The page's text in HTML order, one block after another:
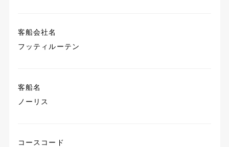
客船会社名
フッティルーテン
客船名
ノーリス
コースコード